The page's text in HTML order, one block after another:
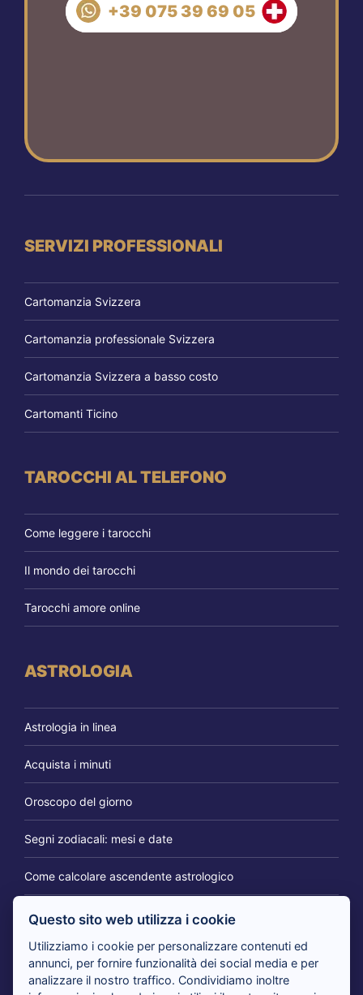
+39 075 39 69 05
SERVIZI PROFESSIONALI
Cartomanzia Svizzera
Cartomanzia professionale Svizzera
Cartomanzia Svizzera a basso costo
Cartomanti Ticino
TAROCCHI AL TELEFONO
Come leggere i tarocchi
Il mondo dei tarocchi
Tarocchi amore online
ASTROLOGIA
Astrologia in linea
Acquista i minuti
Oroscopo del giorno
Segni zodiacali: mesi e date
Come calcolare ascendente astrologico
IL BLOG DEI CARTOMANTI
Questo sito web utilizza i cookie
Utilizziamo i cookie per personalizzare contenuti ed
annunci, per fornire funzionalità dei social media e per
analizzare il nostro traffico. Condividiamo inoltre